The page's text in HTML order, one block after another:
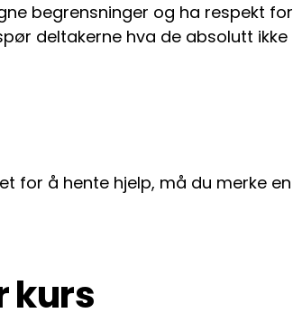
begrensninger og ha respekt for
deltakerne hva de absolutt ikke
for å hente hjelp, må du merke en
kurs